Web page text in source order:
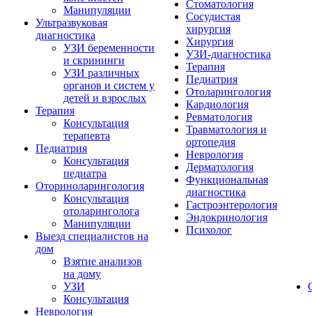
Манипуляции
Ультразвуковая
диагностика
УЗИ беременности
и скрининги
УЗИ различных
органов и систем у
детей и взрослых
Терапия
Консультация
терапевта
Педиатрия
Консультация
педиатра
Оториноларингология
Консультация
отоларинголога
Манипуляции
Выезд специалистов на
дом
Взятие анализов
на дому
УЗИ
Консультация
Неврология
Стоматология
Сосудистая
хирургия
Хирургия
УЗИ-диагностика
Терапия
Педиатрия
Отоларингология
Кардиология
Ревматология
Травматология и
ортопедия
Неврология
Дерматология
Функциональная
диагностика
Гастроэнтерология
Эндокринология
Психолог